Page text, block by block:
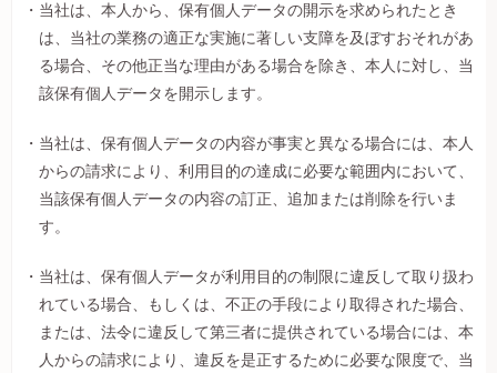
当社は、本人から、保有個人データの開示を求められたとき
は、当社の業務の適正な実施に著しい支障を及ぼすおそれがあ
る場合、その他正当な理由がある場合を除き、本人に対し、当
該保有個人データを開示します。
当社は、保有個人データの内容が事実と異なる場合には、本人
からの請求により、利用目的の達成に必要な範囲内において、
当該保有個人データの内容の訂正、追加または削除を行いま
す。
当社は、保有個人データが利用目的の制限に違反して取り扱わ
れている場合、もしくは、不正の手段により取得された場合、
または、法令に違反して第三者に提供されている場合には、本
人からの請求により、違反を是正するために必要な限度で、当